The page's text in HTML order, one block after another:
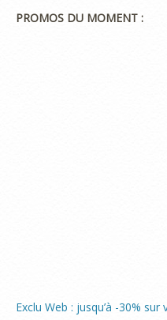
PROMOS DU MOMENT :
Exclu Web : jusqu’à -30%